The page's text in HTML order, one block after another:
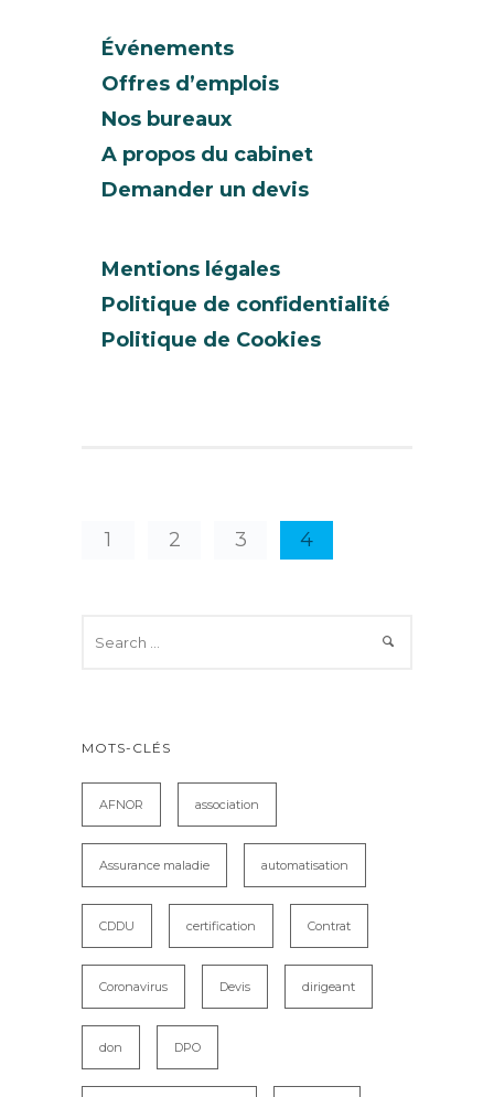
Événements
Offres d’emplois
Nos bureaux
A propos du cabinet
Demander un devis
Mentions légales
Politique de confidentialité
Politique de Cookies
1 2 3 4
MOTS-CLÉS
AFNOR association
Assurance maladie automatisation
CDDU certification Contrat
Coronavirus Devis dirigeant
don DPO